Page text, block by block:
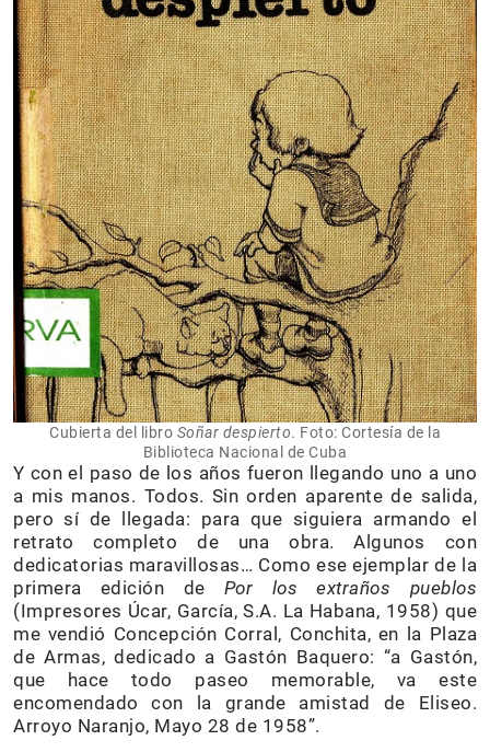
Cubierta del libro Soñar despierto. Foto: Cortesía de la
Biblioteca Nacional de Cuba
Y con el paso de los años fueron llegando uno a uno
a mis manos. Todos. Sin orden aparente de salida,
pero sí de llegada: para que siguiera armando el
retrato completo de una obra. Algunos con
dedicatorias maravillosas… Como ese ejemplar de la
primera edición de Por los extraños pueblos
(Impresores Úcar, García, S.A. La Habana, 1958) que
me vendió Concepción Corral, Conchita, en la Plaza
de Armas, dedicado a Gastón Baquero: “a Gastón,
que hace todo paseo memorable, va este
encomendado con la grande amistad de Eliseo.
Arroyo Naranjo, Mayo 28 de 1958”.